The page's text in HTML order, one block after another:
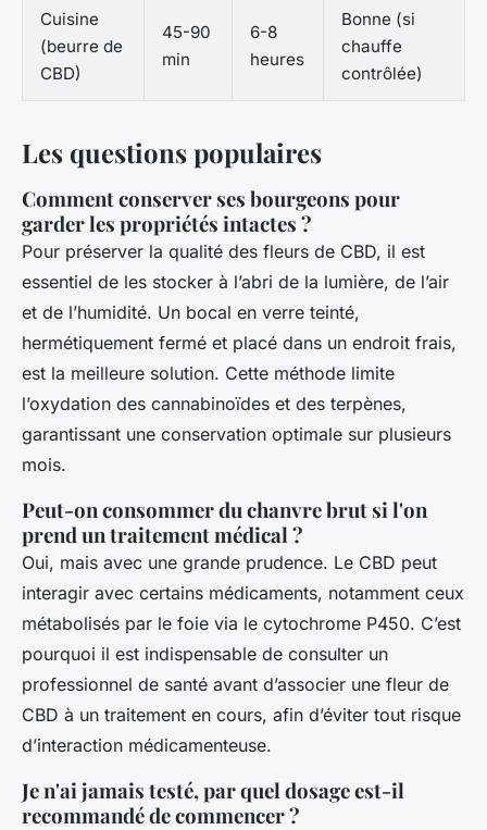
Cuisine
(beurre de
CBD)
45-90
min
6-8
heures
Bonne (si
chauffe
contrôlée)
Les questions populaires
Comment conserver ses bourgeons pour
garder les propriétés intactes ?
Pour préserver la qualité des fleurs de CBD, il est
essentiel de les stocker à l’abri de la lumière, de l’air
et de l’humidité. Un bocal en verre teinté,
hermétiquement fermé et placé dans un endroit frais,
est la meilleure solution. Cette méthode limite
l’oxydation des cannabinoïdes et des terpènes,
garantissant une conservation optimale sur plusieurs
mois.
Peut-on consommer du chanvre brut si l'on
prend un traitement médical ?
Oui, mais avec une grande prudence. Le CBD peut
interagir avec certains médicaments, notamment ceux
métabolisés par le foie via le cytochrome P450. C’est
pourquoi il est indispensable de consulter un
professionnel de santé avant d’associer une fleur de
CBD à un traitement en cours, afin d’éviter tout risque
d’interaction médicamenteuse.
Je n'ai jamais testé, par quel dosage est-il
recommandé de commencer ?